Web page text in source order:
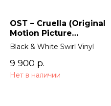
OST – Cruella (Original
Motion Picture
Soundtrack) 2LP
Black & White Swirl Vinyl
9 900 р.
Нет в наличии